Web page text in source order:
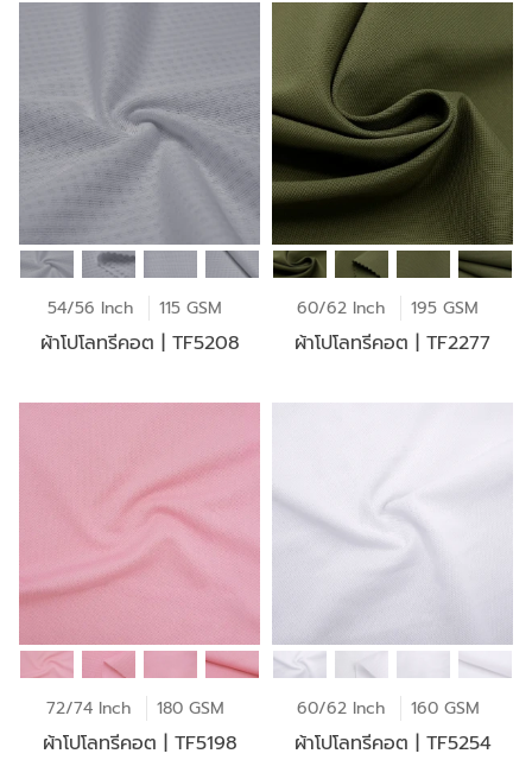
54/56 Inch 115 GSM
ผ้าโปโลทรีคอต | TF5208
60/62 Inch 195 GSM
ผ้าโปโลทรีคอต | TF2277
72/74 Inch 180 GSM
ผ้าโปโลทรีคอต | TF5198
60/62 Inch 160 GSM
ผ้าโปโลทรีคอต | TF5254